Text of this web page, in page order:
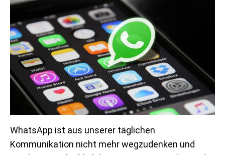
WhatsApp ist aus unserer täglichen
Kommunikation nicht mehr wegzudenken und